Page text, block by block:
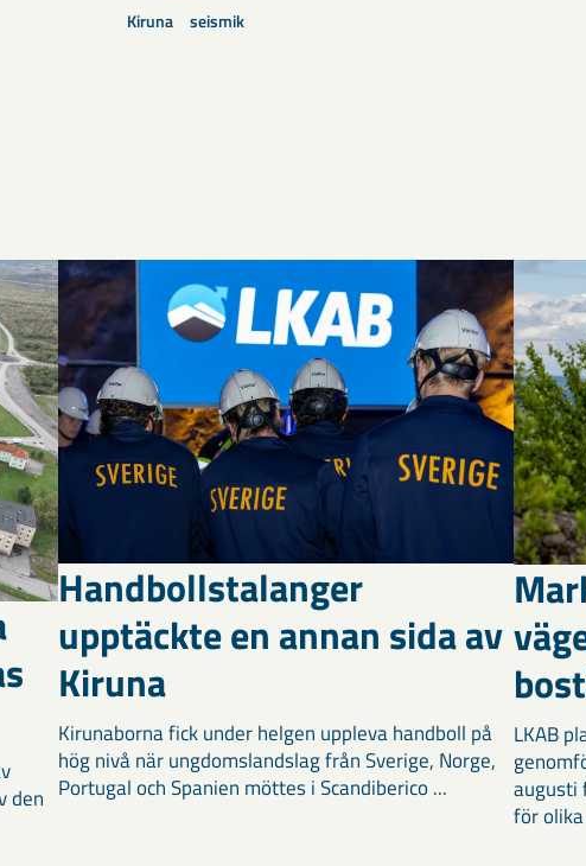
Kiruna seismik
den
Handbollstalanger
upptäckte en annan sida av
Kiruna
Kirunaborna fick under helgen uppleva handboll på
hög nivå när ungdomslandslag från Sverige, Norge,
Portugal och Spanien möttes i Scandiberico ...
LKAB
augusti
för olika